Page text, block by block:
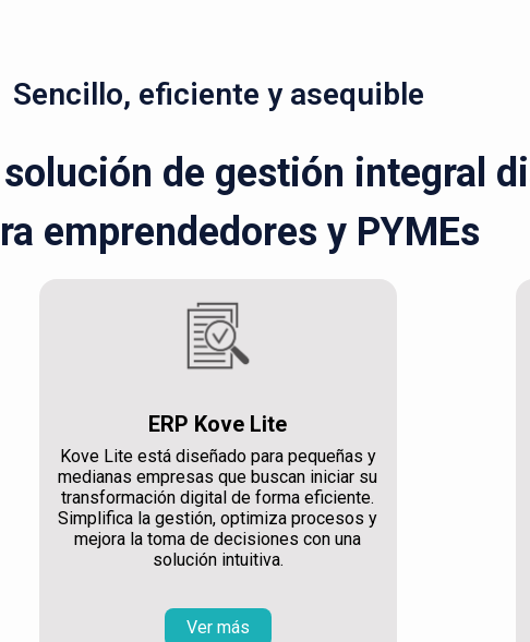
Sencillo, eficiente y asequible
de gestión integral
emprendedores y PYMEs
ERP Kove Lite
Kove Lite está diseñado para pequeñas y
medianas empresas que buscan iniciar su
transformación digital de forma eficiente.
Simplifica la gestión, optimiza procesos y
mejora la toma de decisiones con una
solución intuitiva.
Ver más